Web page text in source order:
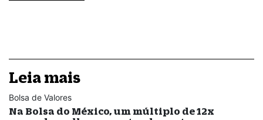
Leia mais
Bolsa de Valores
Na Bolsa do México, um múltiplo de 12x